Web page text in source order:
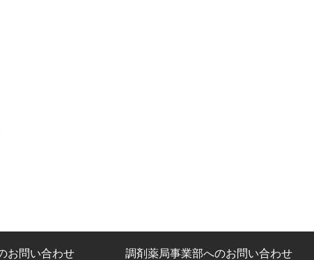
お問い合わせ 調剤薬局事業部へのお問い合わせ